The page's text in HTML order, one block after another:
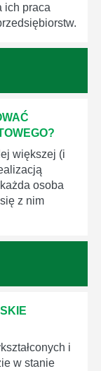
ich praca
większej (i
osoba
z nim
i
w stanie